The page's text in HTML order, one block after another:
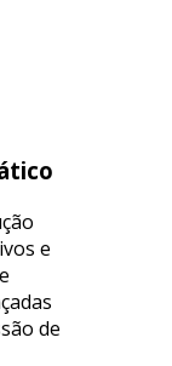
e
de